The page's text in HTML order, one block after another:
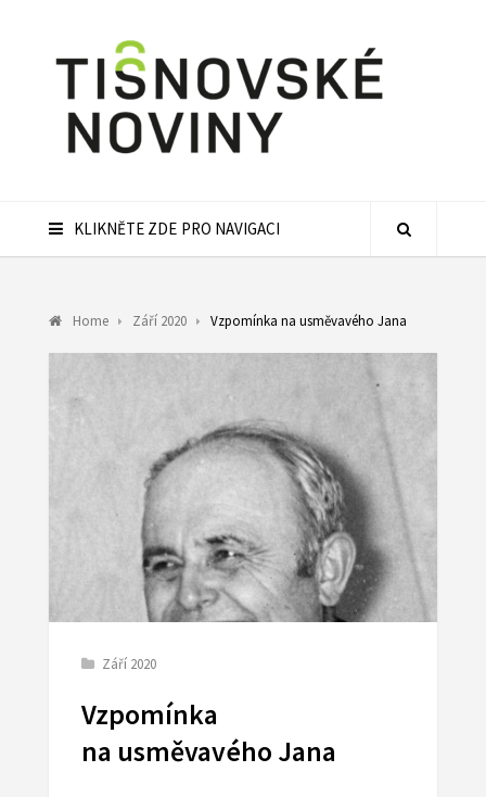
KLIKNĚTE ZDE PRO NAVIGACI
Home Září 2020 Vzpomínka na usměvavého Jana
Září 2020
Vzpomínka
na usměvavého Jana